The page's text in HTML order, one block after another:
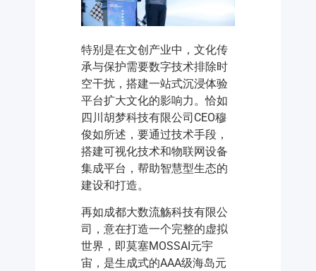
特别是在文创产业中，文化传
承与保护需要数字技术排除时
空干扰，搭建一站式沉浸体验
平台扩大文化的影响力。恰如
四川胡梦科技有限公司CEO穆
俊如所述，要通过技术手段，
搭建可视化技术和物联网设备
集成平台，帮助智慧型生态的
建设和打造。
再如成都大数流觞科技有限公
司，意在打造一个完整的虚拟
世界，即莫塞MOSSAI元宇
宙，是生成式的AAA级海岛元